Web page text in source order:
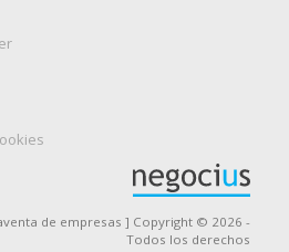
de empresas ] Copyright © 2026 -
Todos los derechos